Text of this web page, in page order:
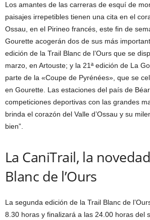
Los amantes de las carreras de esquí de
paisajes irrepetibles tienen una cita en el
Ossau, en el Pirineo francés, este fin de
Gourette acogerán dos de sus más
edición de la Trail Blanc de l’Ours que se
marzo, en Artouste; y la 21ª edición de La
parte de la «Coupe de Pyrénées», que se
en Gourette. Las estaciones del país de
competiciones deportivas con las grandes
brinda el corazón del Valle d’Ossau y su
bien”.
La CaniTrail, la
Blanc de l’Ours
La segunda edición de la Trail Blanc de
8.30 horas y finalizará a las 24.00 horas del